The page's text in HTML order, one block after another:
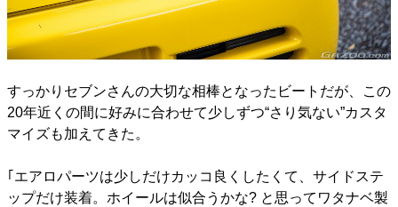
すっかりセブンさんの大切な相棒となったビートだが、この
20年近くの間に好みに合わせて少しずつ“さり気ない”カスタ
マイズも加えてきた。
｢エアロパーツは少しだけカッコ良くしたくて、サイドステ
ップだけ装着。ホイールは似合うかな? と思ってワタナベ製